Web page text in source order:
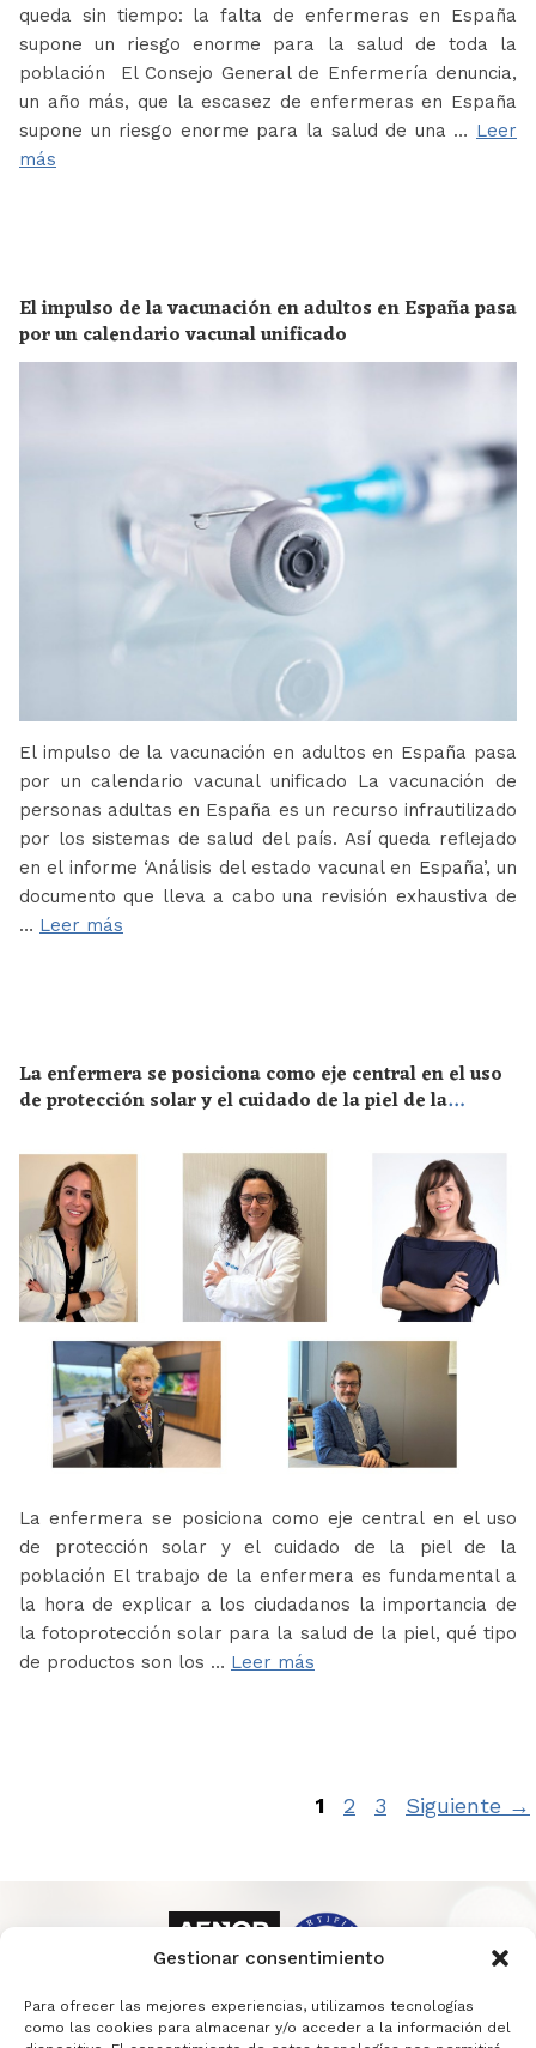
Gestionar consentimiento
Para ofrecer las mejores experiencias, utilizamos tecnologías
como las cookies para almacenar y/o acceder a la información del
queda sin tiempo: la falta de enfermeras en España
supone un riesgo enorme para la salud de toda la
población El Consejo General de Enfermería denuncia,
un año más, que la escasez de enfermeras en España
supone un riesgo enorme para la salud de una … Leer
más
El impulso de la vacunación en adultos en España pasa
por un calendario vacunal unificado
El impulso de la vacunación en adultos en España pasa
por un calendario vacunal unificado La vacunación de
personas adultas en España es un recurso infrautilizado
por los sistemas de salud del país. Así queda reflejado
en el informe ‘Análisis del estado vacunal en España’, un
documento que lleva a cabo una revisión exhaustiva de
… Leer más
La enfermera se posiciona como eje central en el uso
de protección solar y el cuidado de la piel de la
La enfermera se posiciona como eje central en el uso
de protección solar y el cuidado de la piel de la
población El trabajo de la enfermera es fundamental a
la hora de explicar a los ciudadanos la importancia de
la fotoprotección solar para la salud de la piel, qué tipo
de productos son los … Leer más
Página
1 Página
2 Página
3 Siguiente →